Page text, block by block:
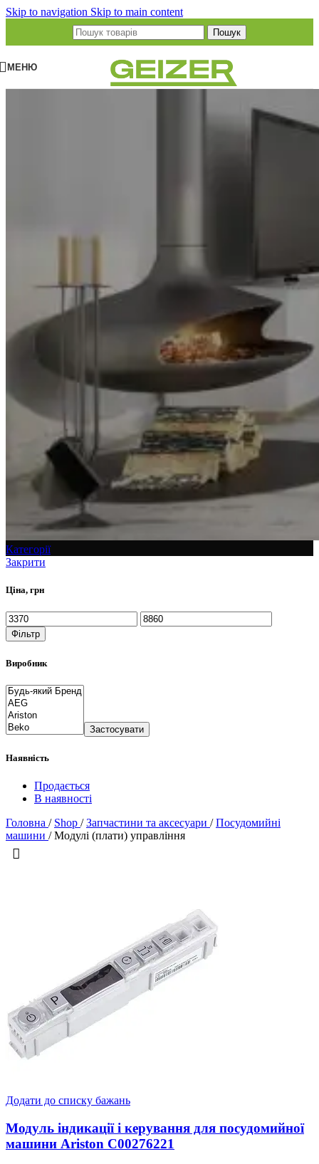
Skip to navigation Skip to main content
Пошук
МЕНЮ
Категорії
Закрити
Ціна, грн
Фільтр
Виробник
Застосувати
Наявність
Продається
В наявності
Головна / Shop / Запчастини та аксесуари / Посудомийні
машини / Модулі (плати) управління
Додати до списку бажань
Модуль індикації і керування для посудомийної
машини Ariston C00276221